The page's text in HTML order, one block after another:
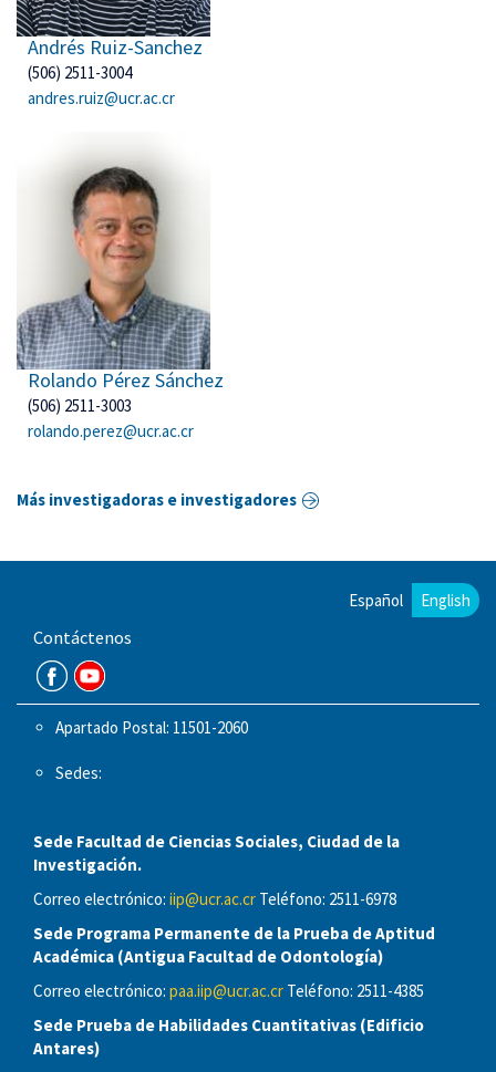
Andrés Ruiz-Sanchez
(506) 2511-3004
andres.ruiz@ucr.ac.cr
Rolando Pérez Sánchez
(506) 2511-3003
rolando.perez@ucr.ac.cr
Más investigadoras e investigadores
Español English
Contáctenos
Apartado Postal: 11501-2060
Sedes:
Sede Facultad de Ciencias Sociales, Ciudad de la
Investigación.
Correo electrónico: iip@ucr.ac.cr Teléfono: 2511-6978
Sede Programa Permanente de la Prueba de Aptitud
Académica (Antigua Facultad de Odontología)
Correo electrónico: paa.iip@ucr.ac.cr Teléfono: 2511-4385
Sede Prueba de Habilidades Cuantitativas (Edificio
Antares)